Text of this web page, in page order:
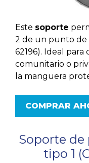
Este soporte
2 de un punto de
62196). Ideal
comunitario o
la manguera
COMPRAR
Soporte de
tipo 1